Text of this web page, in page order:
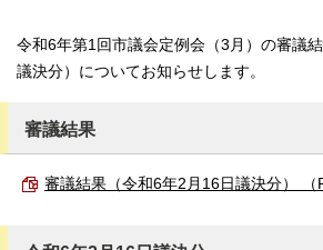
令和6年第1回市議会定例会（3月）の審議
議決分）についてお知らせします。
審議結果
審議結果（令和6年2月16日議決分） （